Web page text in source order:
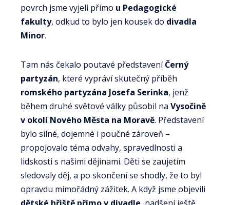
povrch jsme vyjeli přímo u Pedagogické
fakulty, odkud to bylo jen kousek do divadla
Minor.
Tam nás čekalo poutavé představeníČerný
partyzán, které vypráví skutečný příběh
romského partyzána Josefa Serinka, jenž
během druhé světové války působil na Vysočině
v okolí Nového Města na Moravě. Představení
bylo silné, dojemné i poučné zároveň –
propojovalo téma odvahy, spravedlnosti a
lidskosti s našimi dějinami. Děti se zaujetím
sledovaly děj, a po skončení se shodly, že to byl
opravdu mimořádný zážitek. A když jsme objevili